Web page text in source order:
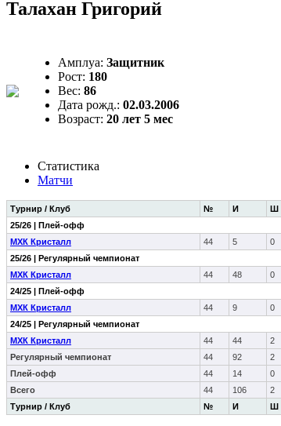
Талахан Григорий
Амплуа: Защитник
Рост: 180
Вес: 86
Дата рожд.: 02.03.2006
Возраст: 20 лет 5 мес
Статистика
Матчи
Турнир / Клуб № И Ш
Турнир / Клуб № И Ш
25/26 | Плей-офф
МХК Кристалл
44 5 0
25/26 | Регулярный чемпионат
МХК Кристалл
44 48 0
24/25 | Плей-офф
МХК Кристалл
44 9 0
24/25 | Регулярный чемпионат
МХК Кристалл
44 44 2
Регулярный чемпионат
44 92 2
Плей-офф
44 14 0
Всего
44 106 2